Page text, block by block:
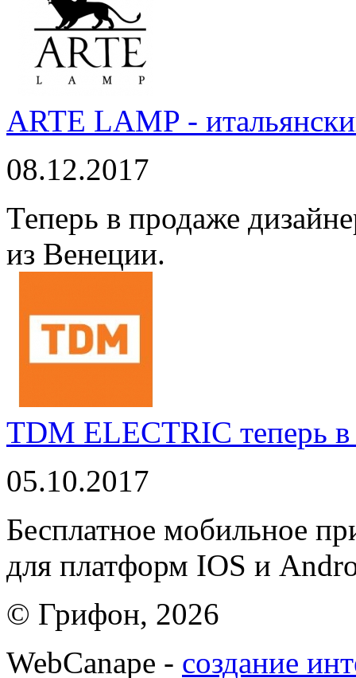
ARTE LAMP -
08.12.2017
Теперь в продаже
из Венеции.
TDM ELECTRIC теперь
05.10.2017
Бесплатное мобильное
для платформ IOS и
© Грифон, 2026
WebCanape - создание